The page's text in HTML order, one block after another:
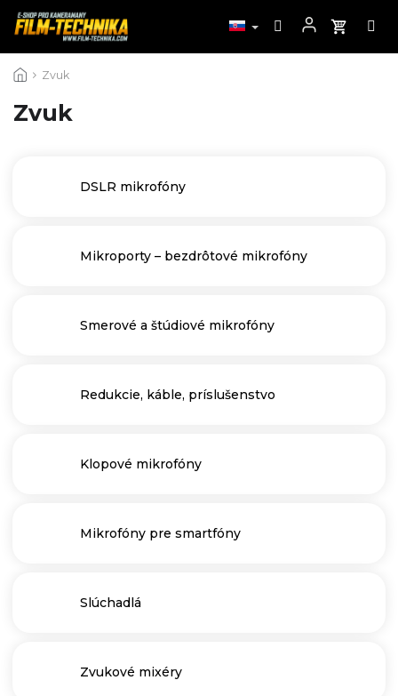
na
Zvuk
Zvuk
DSLR mikrofóny
Mikroporty – bezdrôtové mikrofóny
Smerové a štúdiové mikrofóny
Redukcie, káble, príslušenstvo
Klopové mikrofóny
Mikrofóny pre smartfóny
Slúchadlá
Zvukové mixéry